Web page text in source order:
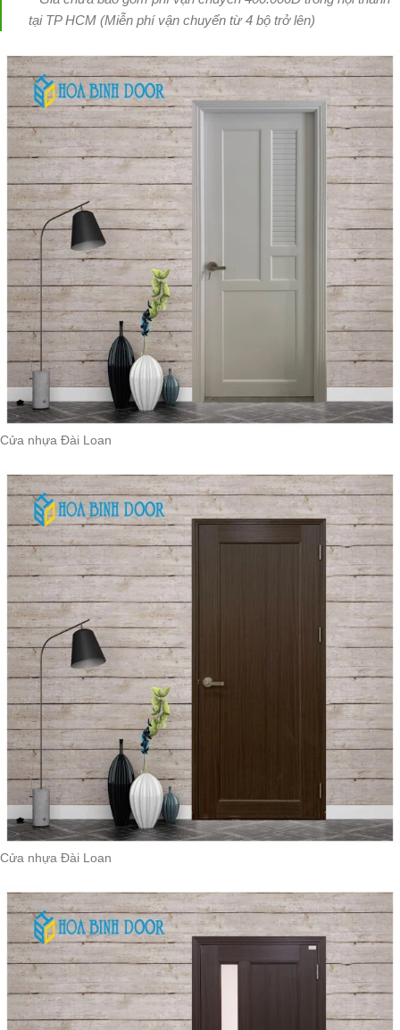
tại TP HCM (Miễn phí vận chuyển từ 4 bộ trở lên)
Cửa nhựa Đài Loan
Cửa nhựa Đài Loan